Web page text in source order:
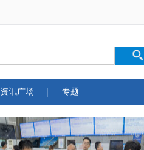
资讯广场 专题